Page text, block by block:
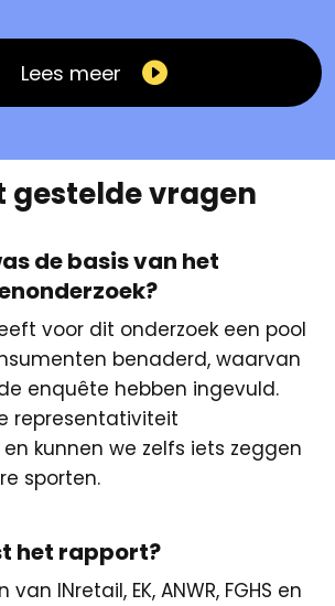
Lees meer
gestelde vragen
de basis van het
voor dit onderzoek een pool
benaderd, waarvan
enquête hebben ingevuld.
representativiteit
kunnen we zelfs iets zeggen
sporten.
het rapport?
INretail, EK, ANWR, FGHS en